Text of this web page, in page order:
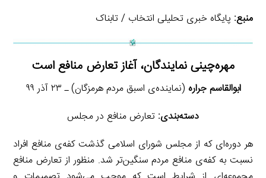
منبع: پایگاه خبری تحلیلی انتخاب / تابناک
مهره‌چینی نمایندگان، آغاز تعارض منافع است
ابوالقاسم جراره (نماینده‌ی اسبق مردم هرمزگان) ـ ۲۳ آذر ۹۹
دسته‌بندی: تعارض منافع در مجلس
هر دوره‌ای که از مجلس شورای اسلامی گذشت کفه‌ی منافع افراد
نسبت به کفه‌ی منافع مردم سنگین‌تر شد. منظور از تعارض منافع